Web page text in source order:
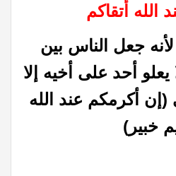
الله أتقاكم
لأنه جعل الناس بين
أحد على أخيه إلا
(إن أكرمكم عند الله
خبير)